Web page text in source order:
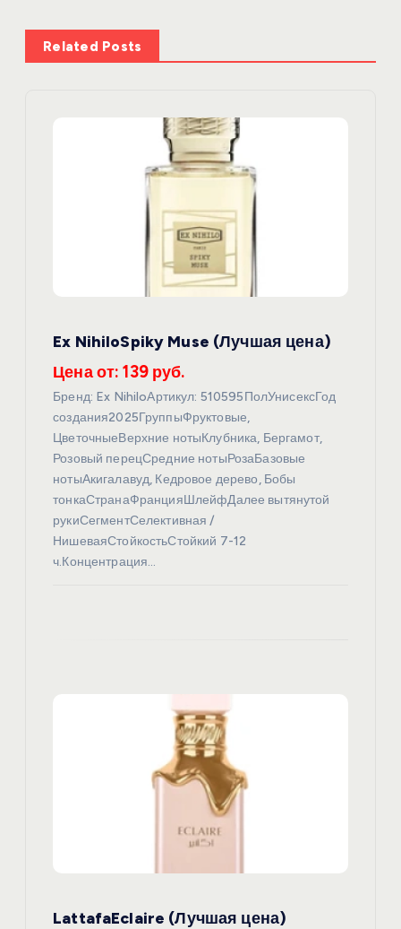
Related Posts
Ex NihiloSpiky Muse (Лучшая цена)
Цена от: 139 руб.
Бренд: Ex NihiloАртикул: 510595ПолУнисексГод
создания2025ГруппыФруктовые,
ЦветочныеВерхние нотыКлубника, Бергамот,
Розовый перецСредние нотыРозаБазовые
нотыАкигалавуд, Кедровое дерево, Бобы
тонкаСтранаФранцияШлейфДалее вытянутой
рукиСегментСелективная /
НишеваяСтойкостьСтойкий 7-12
ч.Концентрация…
LattafaEclaire (Лучшая цена)